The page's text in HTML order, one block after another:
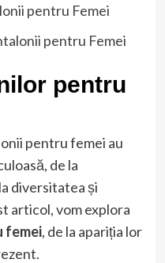
pentru Femei
pentru Femei
pentru
pentru femei au
de la
diversitatea și
articol, vom explora
femei, de la apariția lor